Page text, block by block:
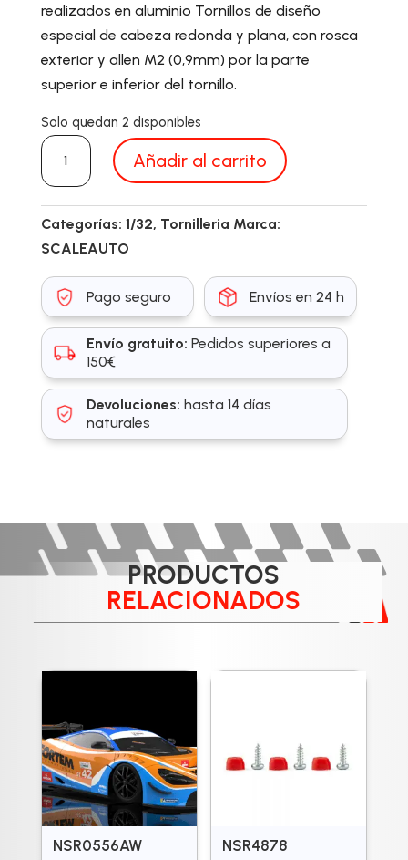
realizados en aluminio Tornillos de diseño
especial de cabeza redonda y plana, con rosca
exterior y allen M2 (0,9mm) por la parte
superior e inferior del tornillo.
Solo quedan 2 disponibles
SC5129D
cantidad
Añadir al carrito
Categorías: 1/32, Tornilleria Marca:
SCALEAUTO
Pago seguro Envíos en 24 h
Envío gratuito: Pedidos superiores a
150€
Devoluciones: hasta 14 días
naturales
PRODUCTOS
RELACIONADOS
NSR0556AW NSR4878